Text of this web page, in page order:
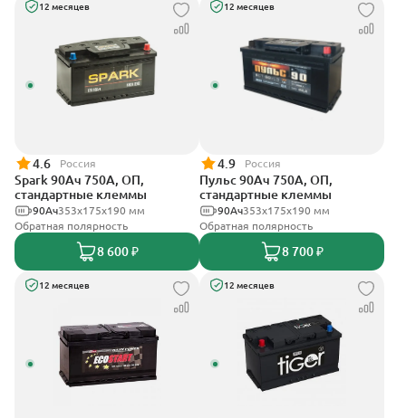
12 месяцев
4.6 Россия
Spark 90Ач 750А, ОП,
стандартные клеммы
353х175х190 мм
90Ач
Обратная полярность
8 600 ₽
12 месяцев
4.9 Россия
Пульс 90Ач 750А, ОП,
стандартные клеммы
353x175x190 мм
90Ач
Обратная полярность
8 700 ₽
12 месяцев 12 месяцев